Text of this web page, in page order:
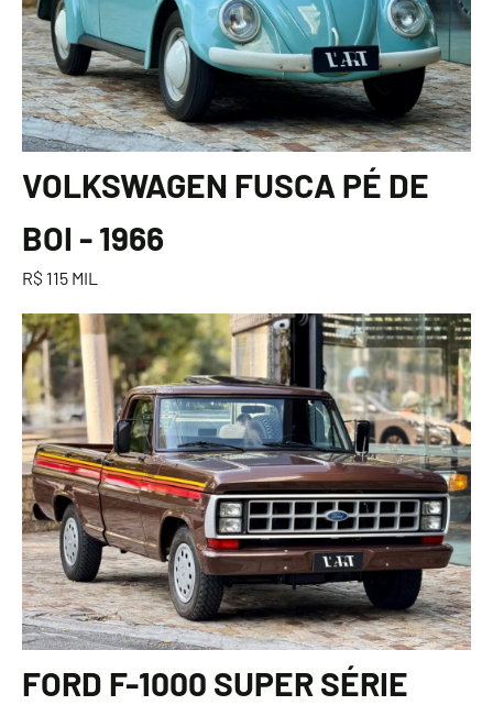
VOLKSWAGEN FUSCA PÉ DE
BOI - 1966
R$ 115 MIL
FORD F-1000 SUPER SÉRIE